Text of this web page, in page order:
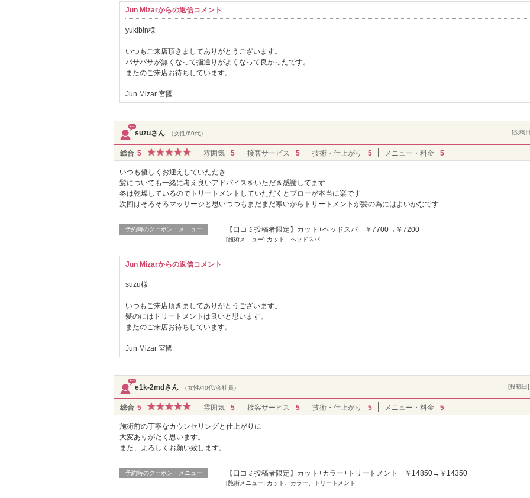
Jun Mizarからの返信コメント
yukibin様
いつもご来店頂きましてありがとうございます。
パサパサが無くなって指通りがよくなって良かったです。
またのご来店お待ちしています。
Jun Mizar 宮國
suzuさん （女性/60代） [投稿
総合 5 雰囲気 5 接客サービス 5 技術・仕上がり 5 メニュー・料金 5
いつも優しくお迎えしていただき
髪についても一緒に考え良いアドバイスをいただき感謝してます
冬は乾燥しているのでトリートメントしていただくとブローが本当に楽です
次回はそろそろマッサージと思いつつもまだまだ寒いからトリートメントが髪の為にはよいかなです
予約時のクーポン・メニュー 【口コミ投稿者限定】カット+ヘッドスパ ￥7700→￥7200
[施術メニュー] カット、ヘッドスパ
Jun Mizarからの返信コメント
suzu様
いつもご来店頂きましてありがとうございます。
髪のにはトリートメントは良いと思います。
またのご来店お待ちしています。
Jun Mizar 宮國
e1k-2mdさん （女性/40代/会社員） [投稿日
総合 5 雰囲気 5 接客サービス 5 技術・仕上がり 5 メニュー・料金 5
施術前の丁寧なカウンセリングと仕上がりに
大変ありがたく思います。
また、よろしくお願い致します。
予約時のクーポン・メニュー 【口コミ投稿者限定】カット+カラー+トリートメント ￥14850→￥14350
[施術メニュー] カット、カラー、トリートメント